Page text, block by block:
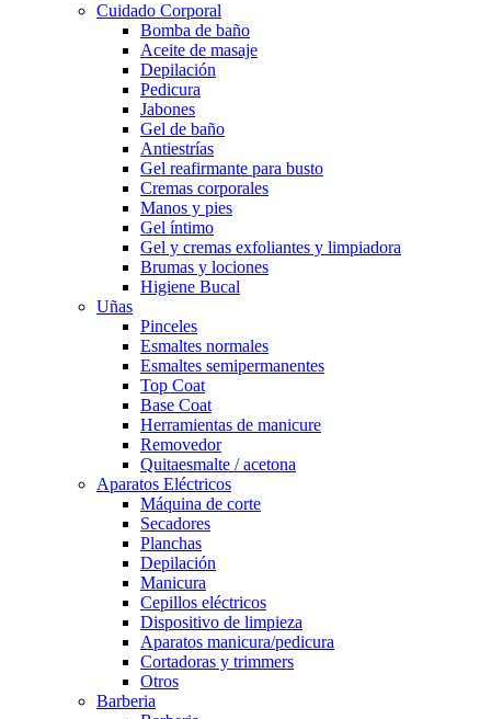
Cuidado Corporal
Bomba de baño
Aceite de masaje
Depilación
Pedicura
Jabones
Gel de baño
Antiestrías
Gel reafirmante para busto
Cremas corporales
Manos y pies
Gel íntimo
Gel y cremas exfoliantes y limpiadora
Brumas y lociones
Higiene Bucal
Uñas
Pinceles
Esmaltes normales
Esmaltes semipermanentes
Top Coat
Base Coat
Herramientas de manicure
Removedor
Quitaesmalte / acetona
Aparatos Eléctricos
Máquina de corte
Secadores
Planchas
Depilación
Manicura
Cepillos eléctricos
Dispositivo de limpieza
Aparatos manicura/pedicura
Cortadoras y trimmers
Otros
Barberia